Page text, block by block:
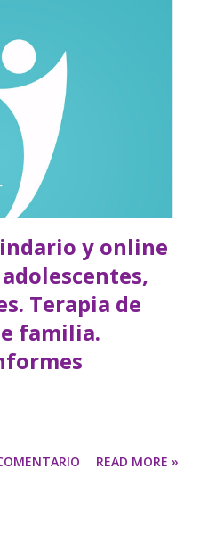
y online
Terapia de
familia.
READ MORE »